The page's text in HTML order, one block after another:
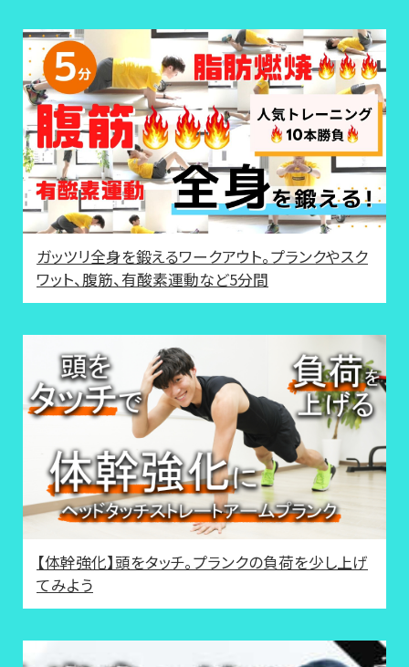
ガッツリ全身を鍛えるワークアウト。プランクやスク
ワット、腹筋、有酸素運動など5分間
【体幹強化】頭をタッチ。プランクの負荷を少し上げ
てみよう